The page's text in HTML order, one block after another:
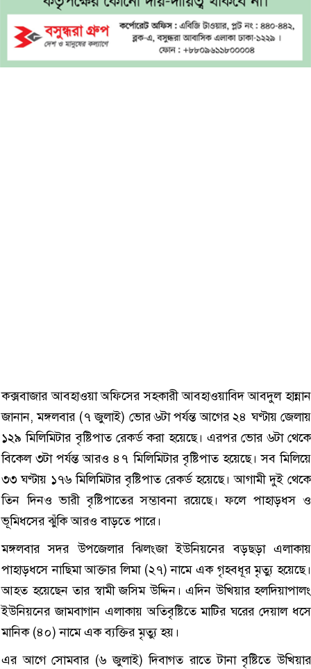
কক্সবাজার আবহাওয়া অফিসের সহকারী আবহাওয়াবিদ আবদুল হান্নান
জানান, মঙ্গলবার (৭ জুলাই) ভোর ৬টা পর্যন্ত আগের ২৪ ঘণ্টায় জেলায়
১২৯ মিলিমিটার বৃষ্টিপাত রেকর্ড করা হয়েছে। এরপর ভোর ৬টা থেকে
বিকেল ৩টা পর্যন্ত আরও ৪৭ মিলিমিটার বৃষ্টিপাত হয়েছে। সব মিলিয়ে
৩৩ ঘণ্টায় ১৭৬ মিলিমিটার বৃষ্টিপাত রেকর্ড হয়েছে। আগামী দুই থেকে
তিন দিনও ভারী বৃষ্টিপাতের সম্ভাবনা রয়েছে। ফলে পাহাড়ধস ও
ভূমিধসের ঝুঁকি আরও বাড়তে পারে।
মঙ্গলবার সদর উপজেলার ঝিলংজা ইউনিয়নের বড়ছড়া এলাকায়
পাহাড়ধসে নাছিমা আক্তার লিমা (২৭) নামে এক গৃহবধূর মৃত্যু হয়েছে।
আহত হয়েছেন তার স্বামী জসিম উদ্দিন। এদিন উখিয়ার হলদিয়াপালং
ইউনিয়নের জামবাগান এলাকায় অতিবৃষ্টিতে মাটির ঘরের দেয়াল ধসে
মানিক (৪০) নামে এক ব্যক্তির মৃত্যু হয়।
এর আগে সোমবার (৬ জুলাই) দিবাগত রাতে টানা বৃষ্টিতে উখিয়ার